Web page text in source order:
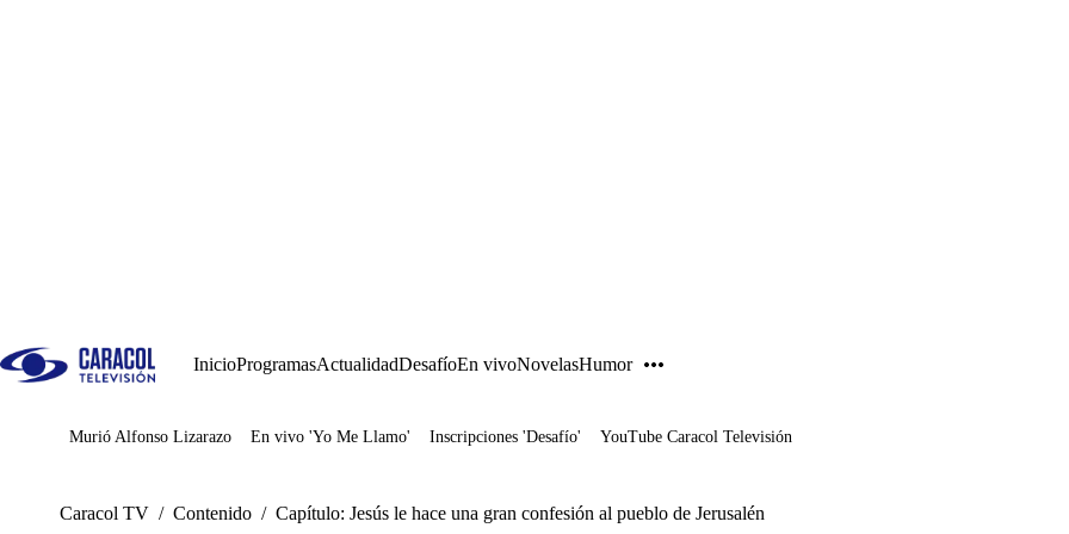
InicioProgramasActualidadDesafíoEn vivoNovelasHumor
Juegos
Murió Alfonso Lizarazo En vivo 'Yo Me Llamo' Inscripciones 'Desafío' YouTube Caracol Televisión
Caracol TV / Contenido / Capítulo: Jesús le hace una gran confesión al pueblo de Jerusalén